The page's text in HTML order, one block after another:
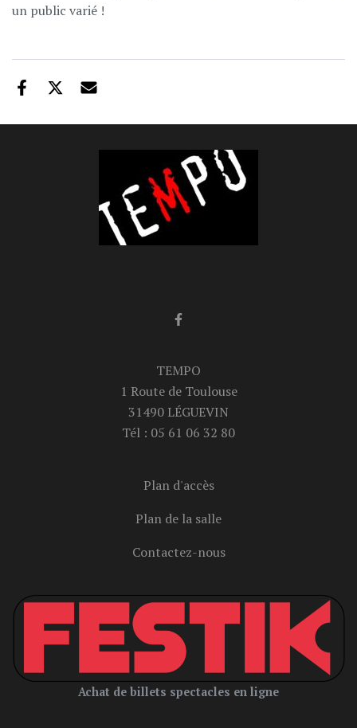
un public varié !
TEMPO
1 Route de Toulouse
31490 LÉGUEVIN
Tél : 05 61 06 32 80
Plan d'accès
Plan de la salle
Contactez-nous
Achat de billets spectacles en ligne